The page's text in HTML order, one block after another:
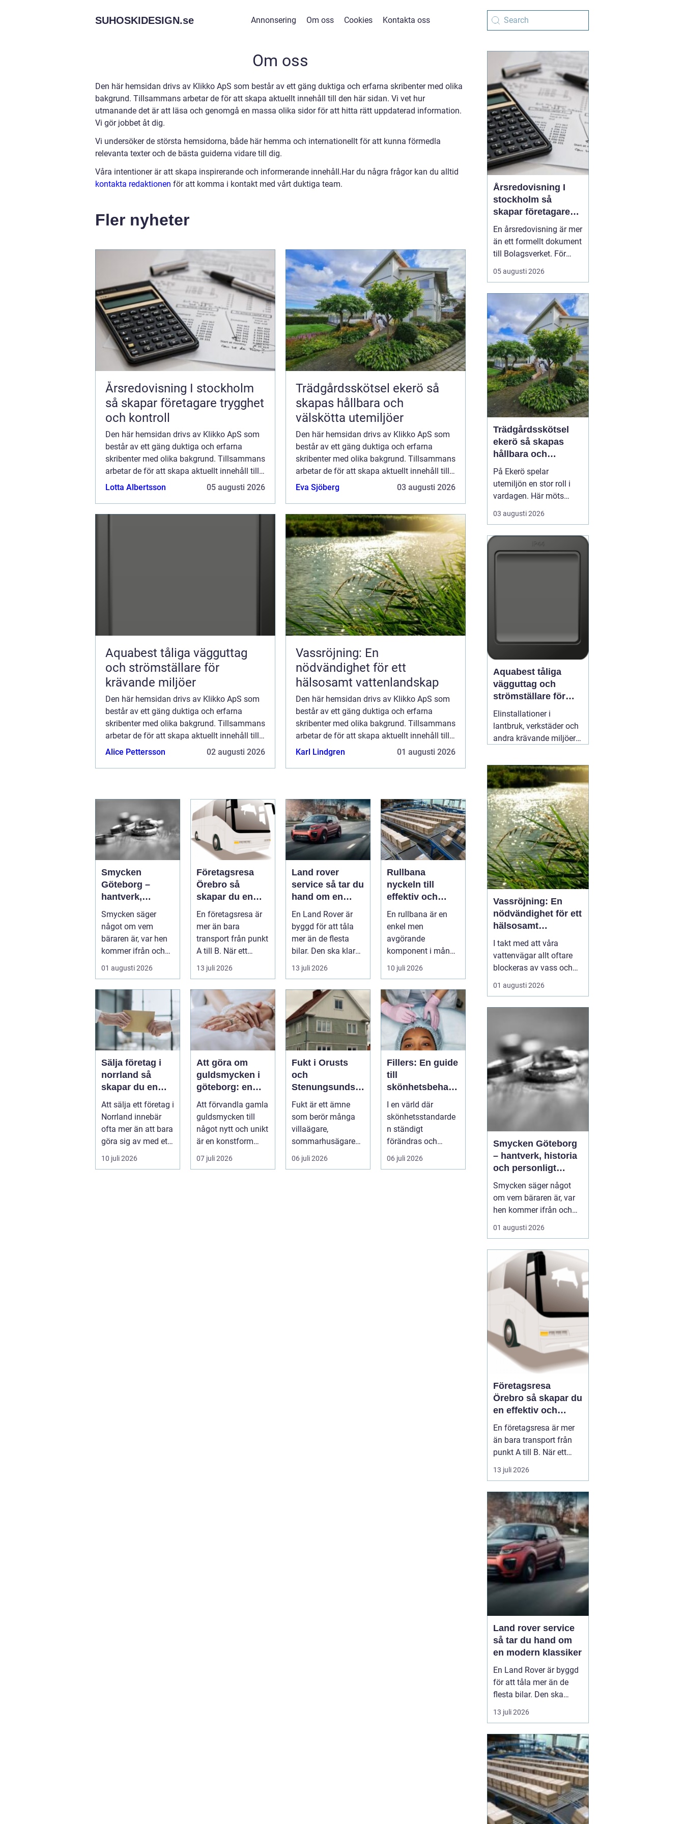
SUHOSKIDESIGN.se Annonsering Om oss Cookies Kontakta oss
Om oss
Den här hemsidan drivs av Klikko ApS som består av ett gäng duktiga och erfarna skribenter med olika
bakgrund. Tillsammans arbetar de för att skapa aktuellt innehåll till den här sidan. Vi vet hur
utmanande det är att läsa och genomgå en massa olika sidor för att hitta rätt uppdaterad information.
Vi gör jobbet åt dig.
Vi undersöker de största hemsidorna, både här hemma och internationellt för att kunna förmedla
relevanta texter och de bästa guiderna vidare till dig.
Våra intentioner är att skapa inspirerande och informerande innehåll.Har du några frågor kan du alltid
kontakta redaktionen för att komma i kontakt med vårt duktiga team.
Fler nyheter
Årsredovisning I stockholm
så skapar företagare trygghet
och kontroll
Den här hemsidan drivs av Klikko ApS som
består av ett gäng duktiga och erfarna
skribenter med olika bakgrund. Tillsammans
arbetar de för att skapa aktuellt innehåll till
den här sidan. Vi vet hur utmanande det är
Lotta Albertsson 05 augusti 2026
Trädgårdsskötsel ekerö så
skapas hållbara och
välskötta utemiljöer
Den här hemsidan drivs av Klikko ApS som
består av ett gäng duktiga och erfarna
skribenter med olika bakgrund. Tillsammans
arbetar de för att skapa aktuellt innehåll till
den här sidan. Vi vet hur utmanande det är
Eva Sjöberg 03 augusti 2026
Aquabest tåliga vägguttag
och strömställare för
krävande miljöer
Den här hemsidan drivs av Klikko ApS som
består av ett gäng duktiga och erfarna
skribenter med olika bakgrund. Tillsammans
arbetar de för att skapa aktuellt innehåll till
den här sidan. Vi vet hur utmanande det är
Alice Pettersson 02 augusti 2026
Vassröjning: En
nödvändighet för ett
hälsosamt vattenlandskap
Den här hemsidan drivs av Klikko ApS som
består av ett gäng duktiga och erfarna
skribenter med olika bakgrund. Tillsammans
arbetar de för att skapa aktuellt innehåll till
den här sidan. Vi vet hur utmanande det är
Karl Lindgren 01 augusti 2026
Smycken
Göteborg –
hantverk,
historia och
personligt
uttryck
Smycken säger
något om vem
bäraren är, var hen
kommer ifrån och
vad som &...
01 augusti 2026
Företagsresa
Örebro så
skapar du en
effektiv och
minnesvärd resa
En företagsresa är
mer än bara
transport från punkt
A till B. När ett
företag planerar en
resa för m...
13 juli 2026
Land rover
service så tar du
hand om en
modern
klassiker
En Land Rover är
byggd för att tåla
mer än de flesta
bilar. Den ska klara
motorväg,
stadstrafik, gru...
13 juli 2026
Rullbana
nyckeln till
effektiv och
säker hantering
av gods
En rullbana är en
enkel men
avgörande
komponent i många
moderna
verksamheter. Den
används för att fl...
10 juli 2026
Sälja företag i
norrland så
skapar du en
trygg affär från
start till mål
Att sälja ett företag i
Norrland innebär
ofta mer än att bara
göra sig av med ett
bolag. För många
ä...
10 juli 2026
Att göra om
guldsmycken i
göteborg: en
konst att förnya
det gamla
Att förvandla gamla
guldsmycken till
något nytt och unikt
är en konstform
som kombinerar
traditionel...
07 juli 2026
Fukt i Orusts
och
Stenungsunds
hus: Så
upptäcker och
åtgärdar du
problemet
Fukt är ett ämne
som berör många
villaägare,
sommarhusägare
och bosta...
06 juli 2026
Fillers: En guide
till
skönhetsbehand
lingar i
Stockholm
I en värld där
skönhetsstandarde
n ständigt
förändras och
utvecklingen ...
06 juli 2026
Årsredovisning I
stockholm så
skapar företagare
trygghet och
kontroll
En årsredovisning är mer
än ett formellt dokument
till Bolagsverket. För
många företagare i
Stockholm är den ett
ett underlag för nya
beslut och ett krav som
måste bli rätt från
början. När tidsbrist,
regelverk och osäkerhet
...
05 augusti 2026
Trädgårdsskötsel
ekerö så skapas
hållbara och
välskötta utemiljöer
På Ekerö spelar
utemiljön en stor roll i
vardagen. Här möts
natur, vatten och
bebyggelse på ett sätt
innergårdar och
grönområden extra
03 augusti 2026
Aquabest tåliga
vägguttag och
strömställare för
krävande miljöer
Elinstallationer i
lantbruk, verkstäder och
andra krävande miljöer
i ett vanligt bostadsrum.
Fukt, damm, spån och
mekaniskt slitage kan
snabbt skapa problem
om komponenterna inte
är rätt valda.02 augusti
2026
Vassröjning: En
nödvändighet för ett
hälsosamt
vattenlandskap
I takt med att våra
vattenvägar allt oftare
blockeras av vass och
andra vattenväxter, ökar
också behovet av
praktiska lösningarna är
vass...
01 augusti 2026
Smycken Göteborg
– hantverk, historia
och personligt
uttryck
Smycken säger något
om vem bäraren är, var
hen kommer ifrån och
vad som är viktigt i livet.
I en stad som Göteborg,
hamnstadens råa
historia och moderna
kreativitet, blir smycken
ofta en...
01 augusti 2026
Företagsresa
Örebro så skapar du
en effektiv och
minnesvärd resa
En företagsresa är mer
än bara transport från
punkt A till B. När ett
företag planerar en resa
för medarbetare eller
att bygga relationer,
stärka varumärket och
använda tiden på resan
på ett klokt sätt. När
startpunkten är Örebr...
13 juli 2026
Land rover service
så tar du hand om
en modern klassiker
En Land Rover är byggd
för att tåla mer än de
flesta bilar. Den ska
klara motorväg,
stadstrafik, grusvägar
Samtidigt är den full av
avancerad teknik, från
fyrhjulsdrift och
luftfjädring till moderna
säkerhetssystem. För att
bi...
13 juli 2026